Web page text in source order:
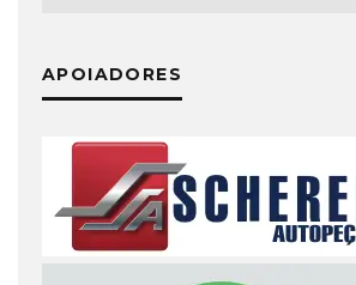
APOIADORES